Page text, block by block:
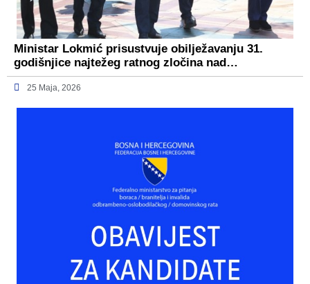
Ministar Lokmić prisustvuje obilježavanju 31.
godišnjice najtežeg ratnog zločina nad…
25 Maja, 2026